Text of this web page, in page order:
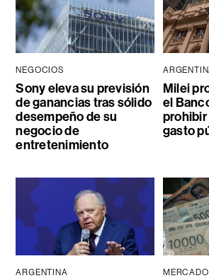
NEGOCIOS
Sony eleva su previsión
de ganancias tras sólido
desempeño de su
negocio de
entretenimiento
Milei
el
prohibir
gasto
ARGENTINA